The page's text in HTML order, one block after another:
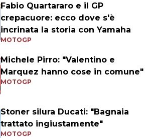
Fabio Quartararo e il GP
crepacuore: ecco dove s'è
incrinata la storia con Yamaha
MOTOGP
Michele Pirro: "Valentino e
Marquez hanno cose in comune"
MOTOGP
Stoner silura Ducati: "Bagnaia
trattato ingiustamente"
MOTOGP